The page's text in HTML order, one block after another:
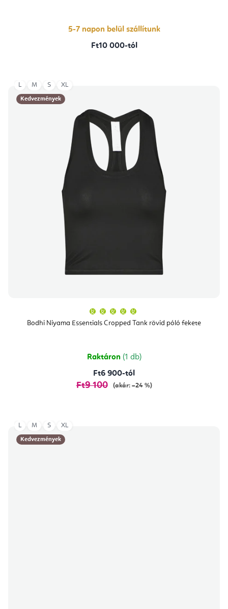
5-7 napon belül szállítunk
Ft10 000-tól
Kedvezmények
Bodhi Niyama Essentials Cropped Tank rövid póló fekete
átlagos
értékelése
csillag.
Raktáron (1 db)
Ft6 900-tól
Ft9 100 (akár: –24 %)
L M S XL
Kedvezmények
L M S XL